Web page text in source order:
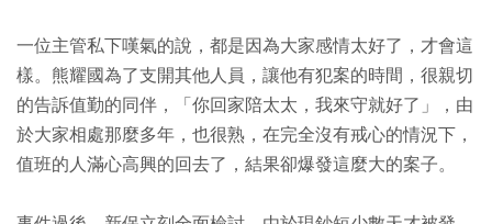
一位主管私下嘆氣的說，都是因為大家感情太好了，才會這
樣。熊耀國為了支開其他人員，讓他有犯案的時間，很親切
的告訴值勤的同伴，「你回家陪太太，我來守就好了」，由
於大家相處那麼多年，也很熟，在完全沒有戒心的情況下，
值班的人滿心高興的回去了，結果卻爆發這麼大的案子。